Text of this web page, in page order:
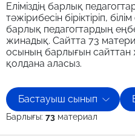
Еліміздің барлық
тәжірибесін біріктіріп,
барлық педагогтардың
жинадық. Сайтта 73
осының барлығын сайттан
қолдана аласыз.
Бастауыш сынып
Барлығы: 73 материал